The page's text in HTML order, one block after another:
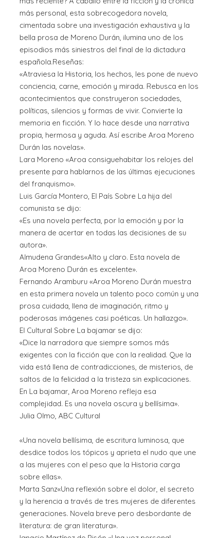
más personal, esta sobrecogedora novela,
cimentada sobre una investigación exhaustiva y la
bella prosa de Moreno Durán, ilumina uno de los
episodios más siniestros del final de la dictadura
española.Reseñas:
«Atraviesa la Historia, los hechos, les pone de nuevo
conciencia, carne, emoción y mirada. Rebusca en los
acontecimientos que construyeron sociedades,
políticas, silencios y formas de vivir. Convierte la
memoria en ficción. Y lo hace desde una narrativa
propia, hermosa y aguda. Así escribe Aroa Moreno
Durán las novelas».
Lara Moreno «Aroa consiguehabitar los relojes del
presente para hablarnos de las últimas ejecuciones
del franquismo».
Luis García Montero, El País Sobre La hija del
comunista se dijo:
«Es una novela perfecta, por la emoción y por la
manera de acertar en todas las decisiones de su
autora».
Almudena Grandes«Alto y claro. Esta novela de
Aroa Moreno Durán es excelente».
Fernando Aramburu «Aroa Moreno Durán muestra
en esta primera novela un talento poco común y una
prosa cuidada, llena de imaginación, ritmo y
poderosas imágenes casi poéticas. Un hallazgo».
El Cultural Sobre La bajamar se dijo:
«Dice la narradora que siempre somos más
exigentes con la ficción que con la realidad. Que la
vida está llena de contradicciones, de misterios, de
saltos de la felicidad a la tristeza sin explicaciones.
En La bajamar, Aroa Moreno refleja esa
complejidad. Es una novela oscura y bellísima».
Julia Olmo, ABC Cultural
«Una novela bellísima, de escritura luminosa, que
desdice todos los tópicos y aprieta el nudo que une
a las mujeres con el peso que la Historia carga
sobre ellas».
Marta Sanz«Una reflexión sobre el dolor, el secreto
y la herencia a través de tres mujeres de diferentes
generaciones. Novela breve pero desbordante de
literatura: de gran literatura».